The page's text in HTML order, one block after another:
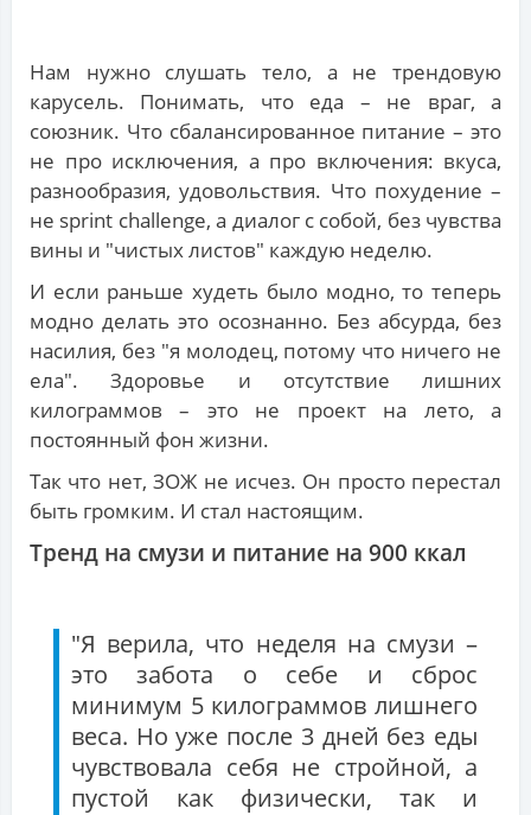
Нам нужно слушать тело, а не трендовую
карусель. Понимать, что еда – не враг, а
союзник. Что сбалансированное питание – это
не про исключения, а про включения: вкуса,
разнообразия, удовольствия. Что похудение –
не sprint challenge, а диалог с собой, без чувства
вины и "чистых листов" каждую неделю.
И если раньше худеть было модно, то теперь
модно делать это осознанно. Без абсурда, без
насилия, без "я молодец, потому что ничего не
ела". Здоровье и отсутствие лишних
килограммов – это не проект на лето, а
постоянный фон жизни.
Так что нет, ЗОЖ не исчез. Он просто перестал
быть громким. И стал настоящим.
Тренд на смузи и питание на 900 ккал
"Я верила, что неделя на смузи –
это забота о себе и сброс
минимум 5 килограммов лишнего
веса. Но уже после 3 дней без еды
чувствовала себя не стройной, а
пустой как физически, так и